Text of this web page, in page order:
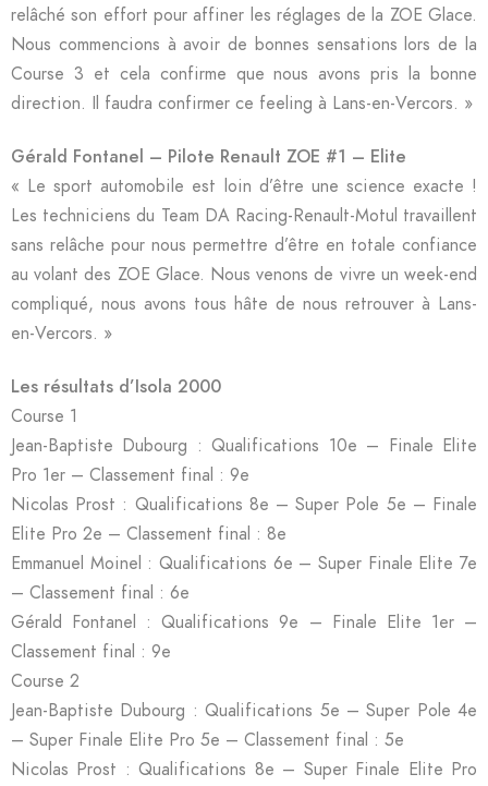
relâché son effort pour affiner les réglages de la ZOE Glace.
Nous commencions à avoir de bonnes sensations lors de la
Course 3 et cela confirme que nous avons pris la bonne
direction. Il faudra confirmer ce feeling à Lans-en-Vercors. »
Gérald Fontanel – Pilote Renault ZOE #1 – Elite
« Le sport automobile est loin d’être une science exacte !
Les techniciens du Team DA Racing-Renault-Motul travaillent
sans relâche pour nous permettre d’être en totale confiance
au volant des ZOE Glace. Nous venons de vivre un week-end
compliqué, nous avons tous hâte de nous retrouver à Lans-
en-Vercors. »
Les résultats d’Isola 2000
Course 1
Jean-Baptiste Dubourg : Qualifications 10e – Finale Elite
Pro 1er – Classement final : 9e
Nicolas Prost : Qualifications 8e – Super Pole 5e – Finale
Elite Pro 2e – Classement final : 8e
Emmanuel Moinel : Qualifications 6e – Super Finale Elite 7e
– Classement final : 6e
Gérald Fontanel : Qualifications 9e – Finale Elite 1er –
Classement final : 9e
Course 2
Jean-Baptiste Dubourg : Qualifications 5e – Super Pole 4e
– Super Finale Elite Pro 5e – Classement final : 5e
Nicolas Prost : Qualifications 8e – Super Finale Elite Pro